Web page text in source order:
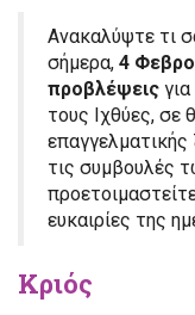
Ανακαλύψτε τι
σήμερα, 4
προβλέψεις
τους Ιχθύες, σε
τις συμβουλές
ευκαιρίες της
Κριός